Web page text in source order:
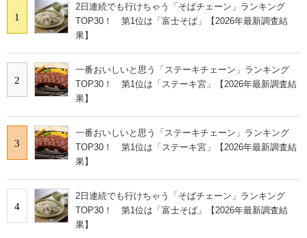
1
2日連続でも行けちゃう「そばチェーン」ランキング
TOP30！ 第1位は「富士そば」【2026年最新調査結
果】
2
一番おいしいと思う「ステーキチェーン」ランキング
TOP30！ 第1位は「ステーキ宮」【2026年最新調査結
果】
3
一番おいしいと思う「ステーキチェーン」ランキング
TOP30！ 第1位は「ステーキ宮」【2026年最新調査結
果】
4
2日連続でも行けちゃう「そばチェーン」ランキング
TOP30！ 第1位は「富士そば」【2026年最新調査結
果】